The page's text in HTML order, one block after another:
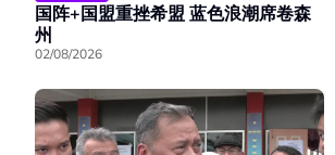
国阵+国盟重挫希盟 蓝色浪潮席卷森
州
02/08/2026